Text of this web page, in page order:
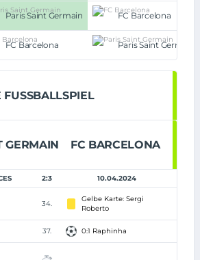
Paris Saint Germain FC Barcelona
FC Barcelona Paris Saint Germain
GERMAIN FC BARCELONA
2:3 10.04.2024
34.
Gelbe Karte: Sergi
Roberto
37. 0:1 Raphinha